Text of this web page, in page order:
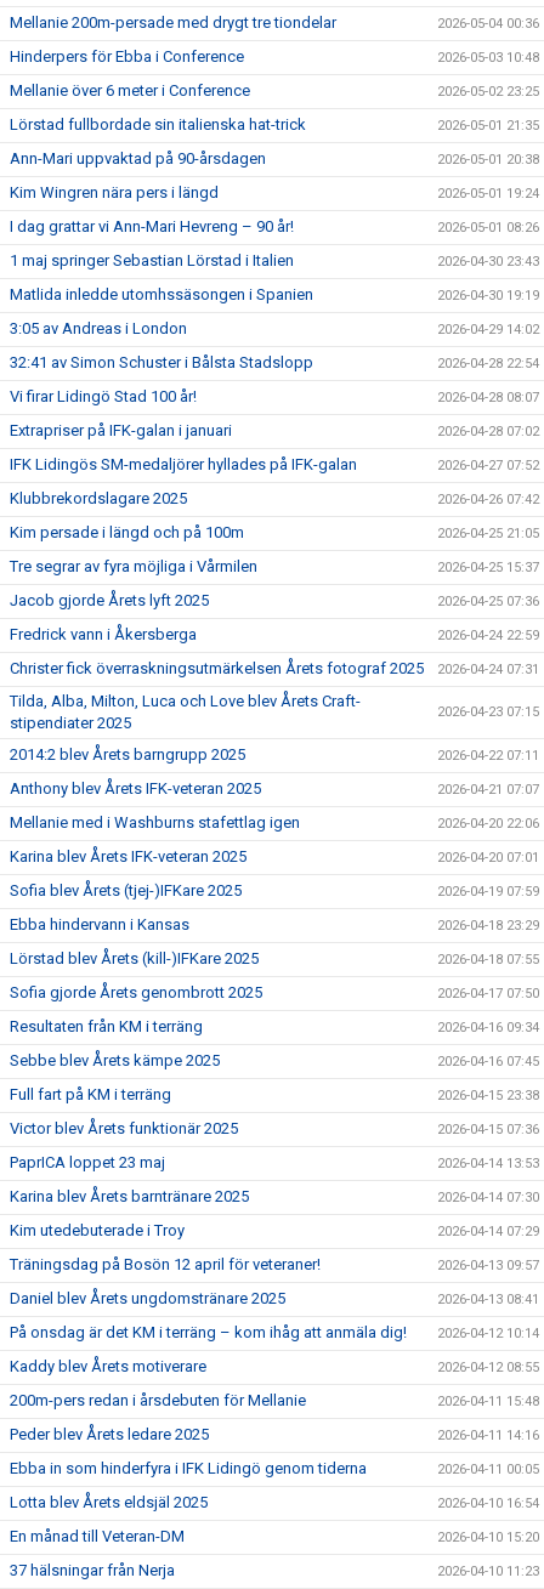
Mellanie 200m-persade med drygt tre tiondelar 2026-05-04 00:36
Hinderpers för Ebba i Conference 2026-05-03 10:48
Mellanie över 6 meter i Conference 2026-05-02 23:25
Lörstad fullbordade sin italienska hat-trick 2026-05-01 21:35
Ann-Mari uppvaktad på 90-årsdagen 2026-05-01 20:38
Kim Wingren nära pers i längd 2026-05-01 19:24
I dag grattar vi Ann-Mari Hevreng – 90 år! 2026-05-01 08:26
1 maj springer Sebastian Lörstad i Italien 2026-04-30 23:43
Matlida inledde utomhssäsongen i Spanien 2026-04-30 19:19
3:05 av Andreas i London 2026-04-29 14:02
32:41 av Simon Schuster i Bålsta Stadslopp 2026-04-28 22:54
Vi firar Lidingö Stad 100 år! 2026-04-28 08:07
Extrapriser på IFK-galan i januari 2026-04-28 07:02
IFK Lidingös SM-medaljörer hyllades på IFK-galan 2026-04-27 07:52
Klubbrekordslagare 2025 2026-04-26 07:42
Kim persade i längd och på 100m 2026-04-25 21:05
Tre segrar av fyra möjliga i Vårmilen 2026-04-25 15:37
Jacob gjorde Årets lyft 2025 2026-04-25 07:36
Fredrick vann i Åkersberga 2026-04-24 22:59
Christer fick överraskningsutmärkelsen Årets fotograf 2025 2026-04-24 07:31
Tilda, Alba, Milton, Luca och Love blev Årets Craft-
stipendiater 2025
2026-04-23 07:15
2014:2 blev Årets barngrupp 2025 2026-04-22 07:11
Anthony blev Årets IFK-veteran 2025 2026-04-21 07:07
Mellanie med i Washburns stafettlag igen 2026-04-20 22:06
Karina blev Årets IFK-veteran 2025 2026-04-20 07:01
Sofia blev Årets (tjej-)IFKare 2025 2026-04-19 07:59
Ebba hindervann i Kansas 2026-04-18 23:29
Lörstad blev Årets (kill-)IFKare 2025 2026-04-18 07:55
Sofia gjorde Årets genombrott 2025 2026-04-17 07:50
Resultaten från KM i terräng 2026-04-16 09:34
Sebbe blev Årets kämpe 2025 2026-04-16 07:45
Full fart på KM i terräng 2026-04-15 23:38
Victor blev Årets funktionär 2025 2026-04-15 07:36
PaprICA loppet 23 maj 2026-04-14 13:53
Karina blev Årets barntränare 2025 2026-04-14 07:30
Kim utedebuterade i Troy 2026-04-14 07:29
Träningsdag på Bosön 12 april för veteraner! 2026-04-13 09:57
Daniel blev Årets ungdomstränare 2025 2026-04-13 08:41
På onsdag är det KM i terräng – kom ihåg att anmäla dig! 2026-04-12 10:14
Kaddy blev Årets motiverare 2026-04-12 08:55
200m-pers redan i årsdebuten för Mellanie 2026-04-11 15:48
Peder blev Årets ledare 2025 2026-04-11 14:16
Ebba in som hinderfyra i IFK Lidingö genom tiderna 2026-04-11 00:05
Lotta blev Årets eldsjäl 2025 2026-04-10 16:54
En månad till Veteran-DM 2026-04-10 15:20
37 hälsningar från Nerja 2026-04-10 11:23